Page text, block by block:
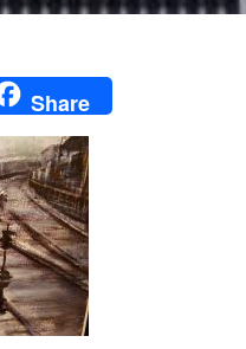
Share